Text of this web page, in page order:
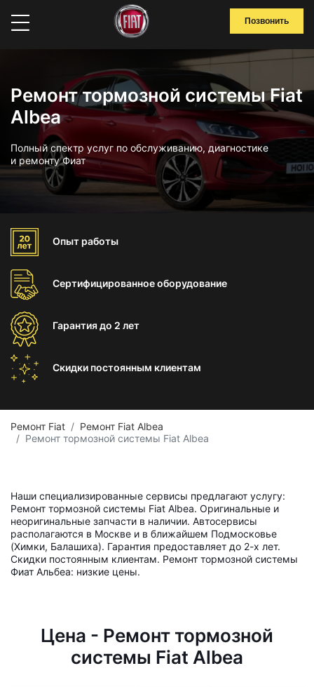
Позвонить
Ремонт тормозной системы Fiat
Albea
Полный спектр услуг по обслуживанию, диагностике
и ремонту Фиат
Опыт работы
Сертифицированноеоборудование
Гарантиядо 2 лет
Скидки постоянным клиентам
Ремонт Fiat
Ремонт Fiat Albea
Ремонт тормозной системы Fiat Albea
Наши специализированные сервисы предлагают услугу:
Ремонт тормозной системы Fiat Albea. Оригинальные и
неоригинальные запчасти в наличии. Автосервисы
располагаются в Москве и в ближайшем Подмосковье
(Химки, Балашиха). Гарантия предоставляет до 2-х лет.
Скидки постоянным клиентам. Ремонт тормозной системы
Фиат Альбеа: низкие цены.
Цена - Ремонт тормозной
системы Fiat Albea